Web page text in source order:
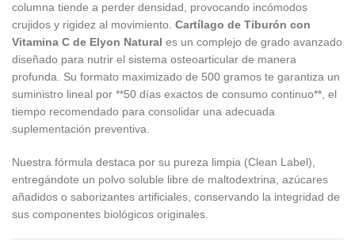
columna tiende a perder densidad, provocando incómodos
crujidos y rigidez al movimiento. Cartílago de Tiburón con
Vitamina C de Elyon Natural es un complejo de grado avanzado
diseñado para nutrir el sistema osteoarticular de manera
profunda. Su formato maximizado de 500 gramos te garantiza un
suministro lineal por **50 días exactos de consumo continuo**, el
tiempo recomendado para consolidar una adecuada
suplementación preventiva.
Nuestra fórmula destaca por su pureza limpia (Clean Label),
entregándote un polvo soluble libre de maltodextrina, azúcares
añadidos o saborizantes artificiales, conservando la integridad de
sus componentes biológicos originales.